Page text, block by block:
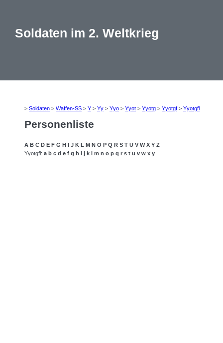
Soldaten im 2. Weltkrieg
> Soldaten > Waffen-SS > Y > Yy > Yyo > Yyot > Yyotg > Yyotgf > Yyotgfl
Personenliste
A B C D E F G H I J K L M N O P Q R S T U V W X Y Z
Yyotgfl: a b c d e f g h i j k l m n o p q r s t u v w x y